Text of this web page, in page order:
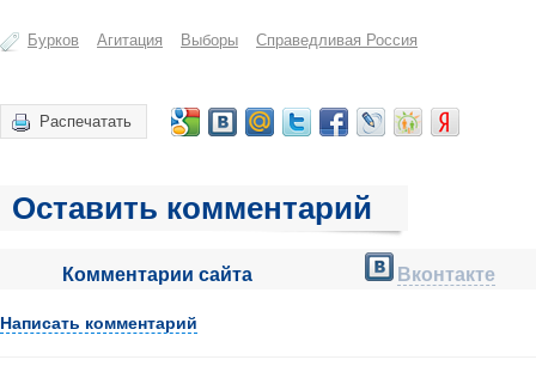
Бурков Агитация Выборы Справедливая Россия
Распечатать
Оставить комментарий
Комментарии сайта Вконтакте
Написать комментарий